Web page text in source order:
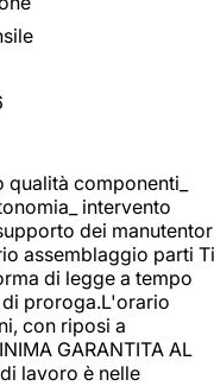
componenti_
intervento
dei
assemblaggio parti Ti
di legge a tempo
proroga.L'orario
con riposi a
GARANTITA AL
lavoro è nelle